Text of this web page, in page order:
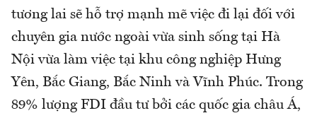
tương lai sẽ hỗ trợ mạnh mẽ việc đi lại đối với
chuyên gia nước ngoài vừa sinh sống tại Hà
Nội vừa làm việc tại khu công nghiệp Hưng
Yên, Bắc Giang, Bắc Ninh và Vĩnh Phúc. Trong
89% lượng FDI đầu tư bởi các quốc gia châu Á,